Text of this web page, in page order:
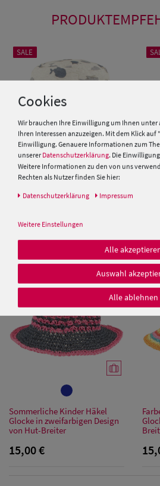
Damen Caps
Damen
Schutz Caps
Damen
SALE
Kinder Fischerhut mit Wal-
15,00 €
9,99 €
Sommerliche Kinder Häkel
Glocke in zweifarbigen Design
von Hut-Breiter
15,00 €
Cookies
Wir brauchen Ihre Einwilligung um Ihnen
Ihren Interessen anzuzeigen. Mit dem Klick auf
Einwilligung. Genauere Informationen zum
unserer Datenschutzerklärung. Die
Weitere Informationen zu den von uns
Rechten als Nutzer finden Sie hier:
Daten­schutz­erklärung Impressum
Weitere Einstellungen
Alle
Auswahl
Alle ablehnen